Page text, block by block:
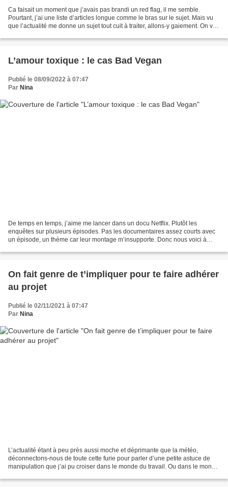
Ca faisait un moment que j’avais pas brandi un red flag, il me semble.
Pourtant, j’ai une liste d’articles longue comme le bras sur le sujet. Mais vu
que l’actualité me donne un sujet tout cuit à traiter, allons-y gaiement. On va
L’amour toxique : le cas Bad Vegan
Publié le 08/09/2022 à 07:47
Par Nina
De temps en temps, j’aime me lancer dans un docu Netflix. Plutôt les
enquêtes sur plusieurs épisodes. Pas les documentaires assez courts avec
un épisode, un thème car leur montage m’insupporte. Donc nous voici à
On fait genre de t’impliquer pour te faire adhérer
au projet
Publié le 02/11/2021 à 07:47
Par Nina
L’actualité étant à peu près aussi moche et déprimante que la météo,
déconnectons-nous de toute cette furie pour parler d’une petite astuce de
manipulation que j’ai pu croiser dans le monde du travail. Ou dans le monde